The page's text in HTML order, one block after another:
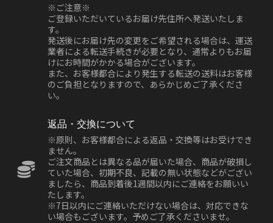
※ご注意※
ご登録いただいているお届け先住所へ発送いたしま
す。
発送後にお届け先の変更をご希望される場合は、運送
業者による転送手続きが必要となり、通常よりもお届
けにお時間がかかる場合がございます。
また、お客様都合により発生する転送の送料はお客様
のご負担となりますので、あらかじめご了承くださ
い。
返品・交換について
※原則、お客様都合による返品・交換等はお受けでき
ません。
ご注文商品とは異なる品が届いた場合、商品が破損し
ていた場合、初期不良、記載の無い状態などがござい
ましたら、商品到着後1週間以内にご連絡をお願いい
たします。
※7日以内にご連絡いただけない場合は、対応できな
い場合もございます。予めご了承くださいませ。